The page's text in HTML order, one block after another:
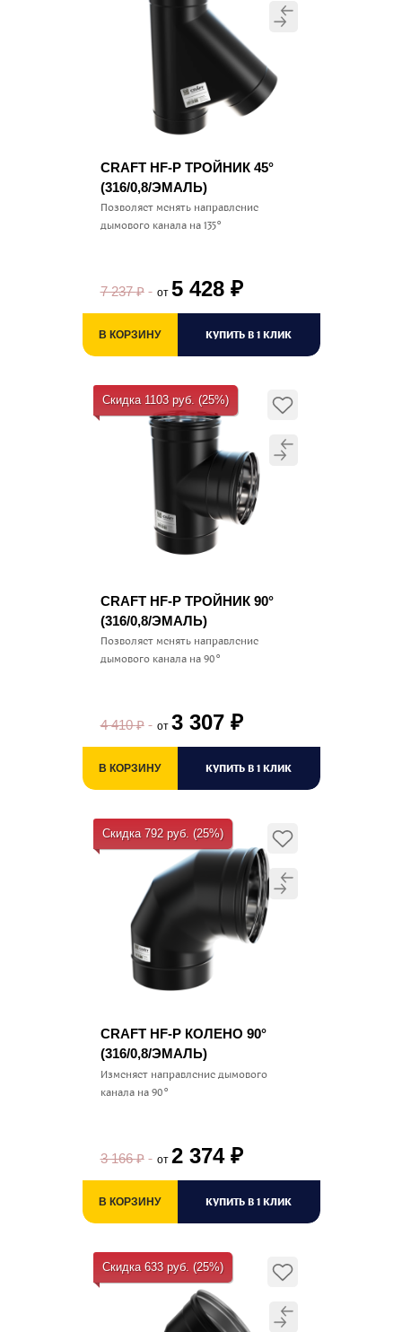
CRAFT HF-P ТРОЙНИК 45°
(316/0,8/ЭМАЛЬ)
Позволяет менять направление
дымового канала на 135°
7 237₽ от 5 428 ₽
В КОРЗИНУ КУПИТЬ В 1 КЛИК
Скидка 1103 руб. (25%)
CRAFT HF-P ТРОЙНИК 90°
(316/0,8/ЭМАЛЬ)
Позволяет менять направление
дымового канала на 90°
4 410₽ от 3 307 ₽
В КОРЗИНУ КУПИТЬ В 1 КЛИК
Скидка 792 руб. (25%)
CRAFT HF-P КОЛЕНО 90°
(316/0,8/ЭМАЛЬ)
Изменяет направление дымового
канала на 90°
3 166₽ от 2 374 ₽
В КОРЗИНУ КУПИТЬ В 1 КЛИК
Скидка 633 руб. (25%)